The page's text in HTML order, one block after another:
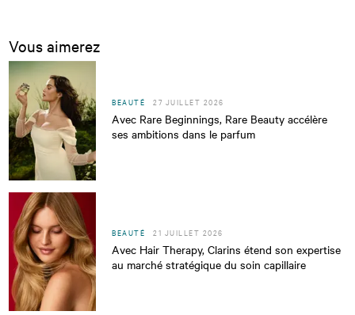
Vous aimerez
BEAUTÉ 27 JUILLET 2026
Avec Rare Beginnings, Rare Beauty accélère
ses ambitions dans le parfum
BEAUTÉ 21 JUILLET 2026
Avec Hair Therapy, Clarins étend son expertise
au marché stratégique du soin capillaire